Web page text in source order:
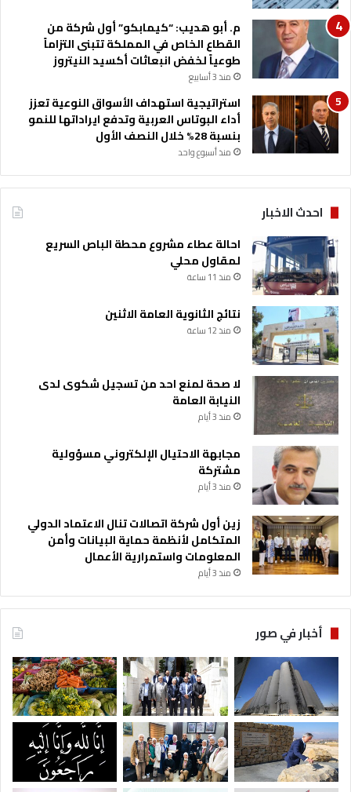
م. أبو هديب: “كيمابكو” أول شركة من
القطاع الخاص في المملكة تتبنى التزاماً
طوعياً لخفض انبعاثات أكسيد النيتروز
منذ 3 أسابيع
استراتيجية استهداف الأسواق النوعية تعزز
أداء البوتاس العربية وتدفع ايراداتها للنمو
بنسبة 28% خلال النصف الأول
منذ أسبوع واحد
احدث الاخبار
احالة عطاء مشروع محطة الباص السريع
لمقاول محلي
منذ 11 ساعة
نتائج الثانوية العامة الاثنين
منذ 12 ساعة
لا صحة لمنع احد من تسجيل شكوى لدى
النيابة العامة
منذ 3 أيام
مجابهة الاحتيال الإلكتروني مسؤولية
مشتركة
منذ 3 أيام
زين أول شركة اتصالات تنال الاعتماد الدولي
المتكامل لأنظمة حماية البيانات وأمن
المعلومات واستمرارية الأعمال
منذ 3 أيام
أخبار في صور